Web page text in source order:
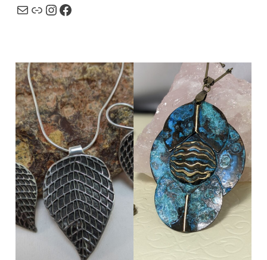
Courriel Lien Instagram Facebook